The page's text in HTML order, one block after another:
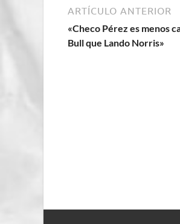
ARTÍCULO ANTERIOR
«Checo Pérez es menos
Bull que Lando Norris»